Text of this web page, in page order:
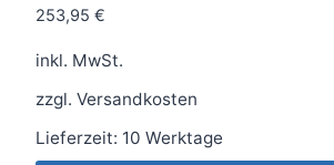
253,95 €
inkl. MwSt.
zzgl. Versandkosten
Lieferzeit: 10 Werktage